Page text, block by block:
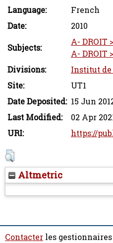
Language:
French
Date:
2010
Subjects:
A- DROIT
A- DROIT
Divisions:
Institut de
Site:
UT1
Date Deposited: 15 Jun
Last Modified:
02 Apr
URI:
https://
Altmetric
Contacter les